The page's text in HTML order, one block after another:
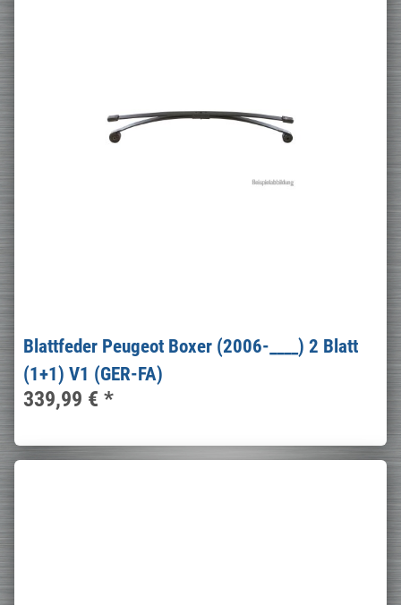
Blattfeder Peugeot Boxer (2006-____) 2 Blatt
(1+1) V1 (GER-FA)
339,99 € *